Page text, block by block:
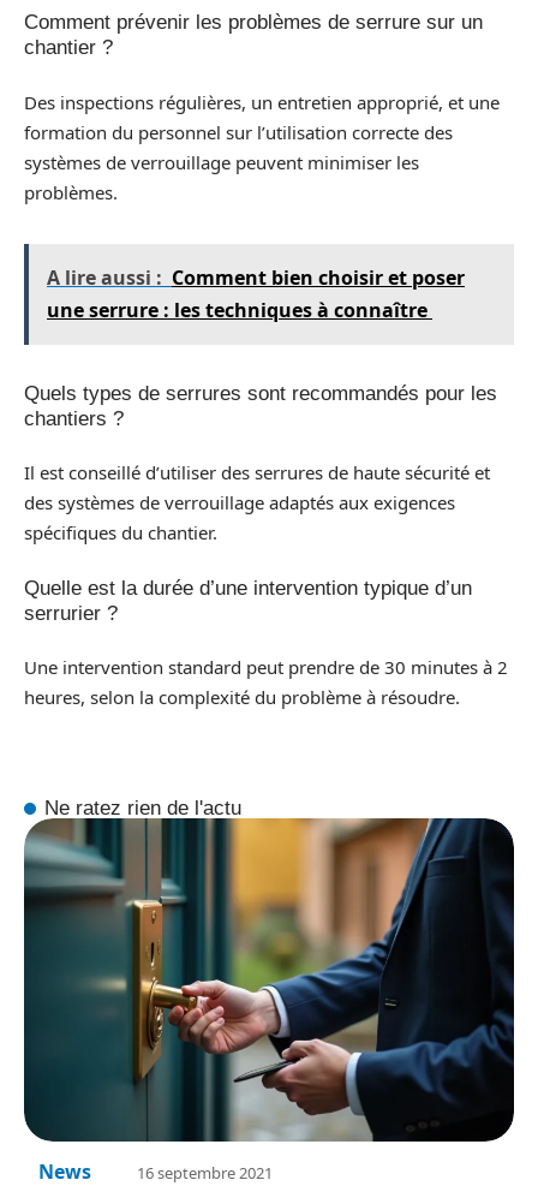
Comment prévenir les problèmes de serrure sur un
chantier ?
Des inspections régulières, un entretien approprié, et une
formation du personnel sur l’utilisation correcte des
systèmes de verrouillage peuvent minimiser les
problèmes.
A lire aussi : Comment bien choisir et poser
une serrure : les techniques à connaître
Quels types de serrures sont recommandés pour les
chantiers ?
Il est conseillé d’utiliser des serrures de haute sécurité et
des systèmes de verrouillage adaptés aux exigences
spécifiques du chantier.
Quelle est la durée d’une intervention typique d’un
serrurier ?
Une intervention standard peut prendre de 30 minutes à 2
heures, selon la complexité du problème à résoudre.
Ne ratez rien de l'actu
News 16 septembre 2021